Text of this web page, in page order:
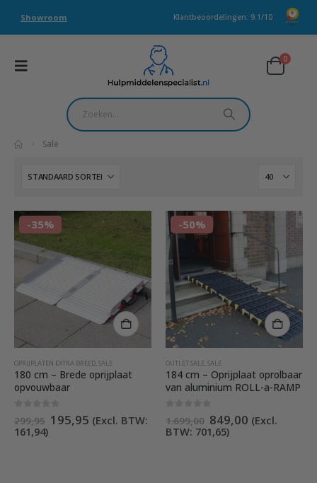
Showroom Klantbeoordelingen: 9.1/10
0
Sale
-35%
OPRIJPLATEN EXTRA BREED SALE
180 cm – Brede oprijplaat
opvouwbaar
out of 5
299,95 Oorspronkelijke
prijs
195,95Huidige
prijs
(Excl. BTW:
161,94)
-50%
OUTLET SALE SALE
184 cm – Oprijplaat oprolbaar
van aluminium ROLL-a-RAMP
1.699,00 Oorspronkelijke
prijs
was:
849,00Huidige
prijs
(Excl.
BTW: 701,65)